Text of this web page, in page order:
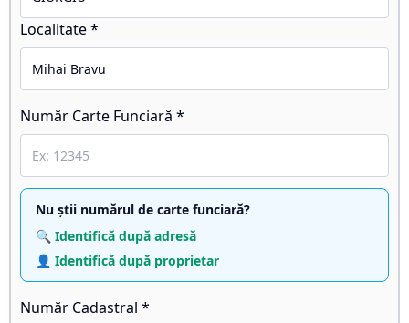
Localitate *
Număr Carte Funciară *
Nu știi numărul de carte funciară?
🔍 Identifică după adresă
👤 Identifică după proprietar
Număr Cadastral *